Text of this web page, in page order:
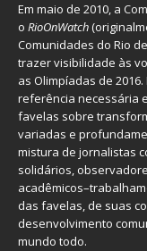
Em maio de 2010, a
o RioOnWatch
Comunidades do Rio
trazer visibilidade às
as Olimpíadas de
referência necessária
favelas sobre
variadas e
mistura de jornalistas
solidários,
das favelas, de suas
desenvolvimento
mundo todo.